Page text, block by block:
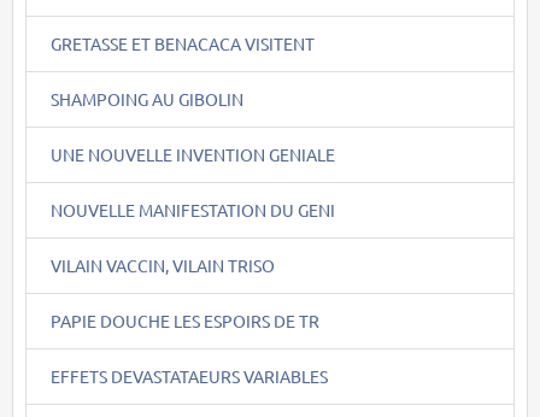
GRETASSE ET BENACACA VISITENT
SHAMPOING AU GIBOLIN
UNE NOUVELLE INVENTION GENIALE
NOUVELLE MANIFESTATION DU GENI
VILAIN VACCIN, VILAIN TRISO
PAPIE DOUCHE LES ESPOIRS DE TR
EFFETS DEVASTATAEURS VARIABLES